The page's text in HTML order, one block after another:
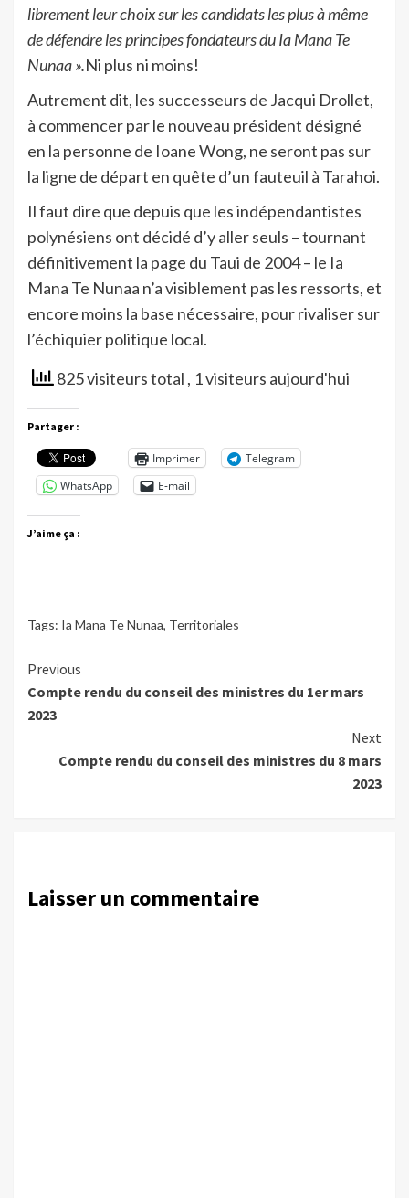
librement leur choix sur les candidats les plus à même
de défendre les principes fondateurs du Ia Mana Te
Nunaa ».Ni plus ni moins!
Autrement dit, les successeurs de Jacqui Drollet,
à commencer par le nouveau président désigné
en la personne de Ioane Wong, ne seront pas sur
la ligne de départ en quête d’un fauteuil à Tarahoi.
Il faut dire que depuis que les indépendantistes
polynésiens ont décidé d’y aller seuls – tournant
définitivement la page du Taui de 2004 – le Ia
Mana Te Nunaa n’a visiblement pas les ressorts, et
encore moins la base nécessaire, pour rivaliser sur
l’échiquier politique local.
825 visiteurs total , 1 visiteurs aujourd'hui
Partager :
Imprimer
Telegram
WhatsApp
E-mail
J’aime ça :
Tags: Ia Mana Te Nunaa, Territoriales
Continue
Reading
Previous
Compte rendu du conseil des ministres du 1er mars
2023
Next
Compte rendu du conseil des ministres du 8 mars
2023
Laisser un commentaire